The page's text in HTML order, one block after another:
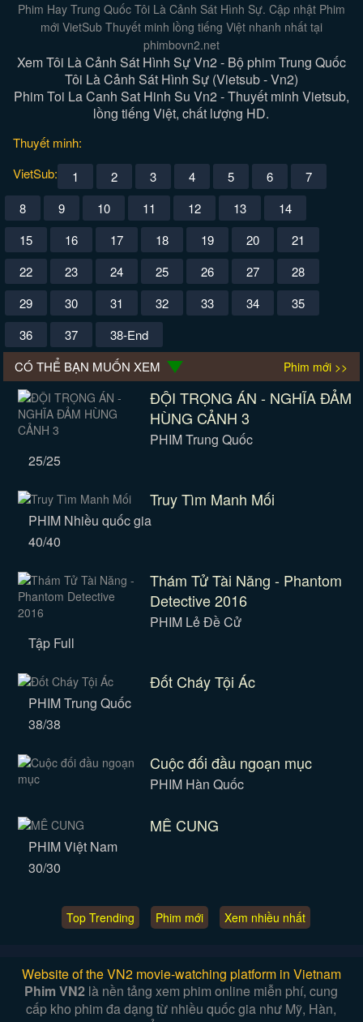
Phim Hay Trung Quốc Tôi Là Cảnh Sát Hình Sự. Cập nhật Phim
mới VietSub Thuyết minh lồng tiếng Việt nhanh nhất tại
phimbovn2.net
Xem Tôi Là Cảnh Sát Hình Sự Vn2 - Bộ phim Trung Quốc
Tôi Là Cảnh Sát Hình Sự (Vietsub - Vn2)
Phim Toi La Canh Sat Hinh Su Vn2 - Thuyết minh Vietsub,
lồng tiếng Việt, chất lượng HD.
Thuyết minh:
VietSub:
1 2 3 4 5 6
7
8
9 10 11 12 13
14
15
16 17 18 19 20
21
22
23 24 25 26 27
28
29
30 31 32 33 34
35
36
37
38-End
CÓ THỂ BẠN MUỐN XEM
Phim mới >>
ĐỘI TRỌNG ÁN - NGHĨA ĐẢM
HÙNG CẢNH 3
PHIM Trung Quốc
25/25
Truy Tìm Manh Mối
PHIM Nhiều quốc gia
40/40
Thám Tử Tài Năng - Phantom
Detective 2016
PHIM Lẻ Đề Cử
Tập Full
Đốt Cháy Tội Ác
PHIM Trung Quốc
38/38
Cuộc đối đầu ngoạn mục
PHIM Hàn Quốc
MÊ CUNG
PHIM Việt Nam
30/30
Top Trending Phim mới Xem nhiều nhất
Website of the VN2 movie-watching platform in Vietnam
Phim VN2 là nền tảng xem phim online miễn phí, cung
cấp kho phim đa dạng từ nhiều quốc gia như Mỹ, Hàn,